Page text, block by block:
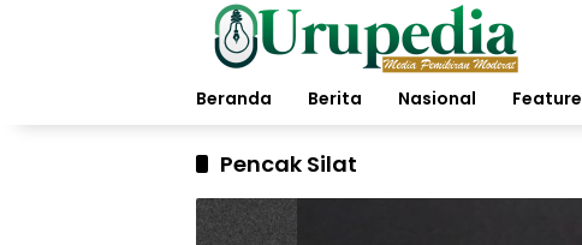
Beranda
Berita Nasional Feature
Pencak Silat